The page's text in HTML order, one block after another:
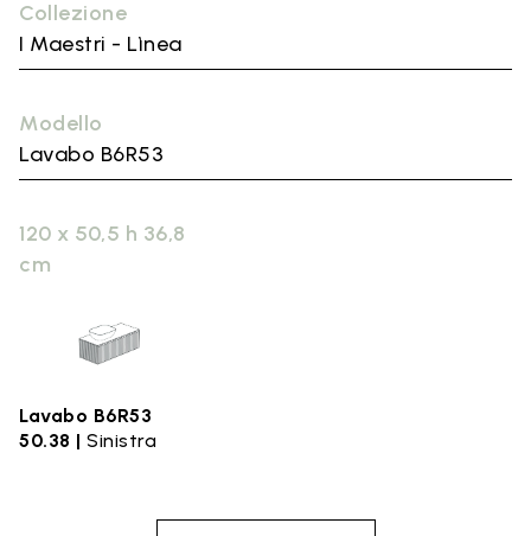
Collezione
I Maestri - Lìnea
Modello
Lavabo B6R53
120 x 50,5 h 36,8
cm
Lavabo B6R53
50.38 | Sinistra